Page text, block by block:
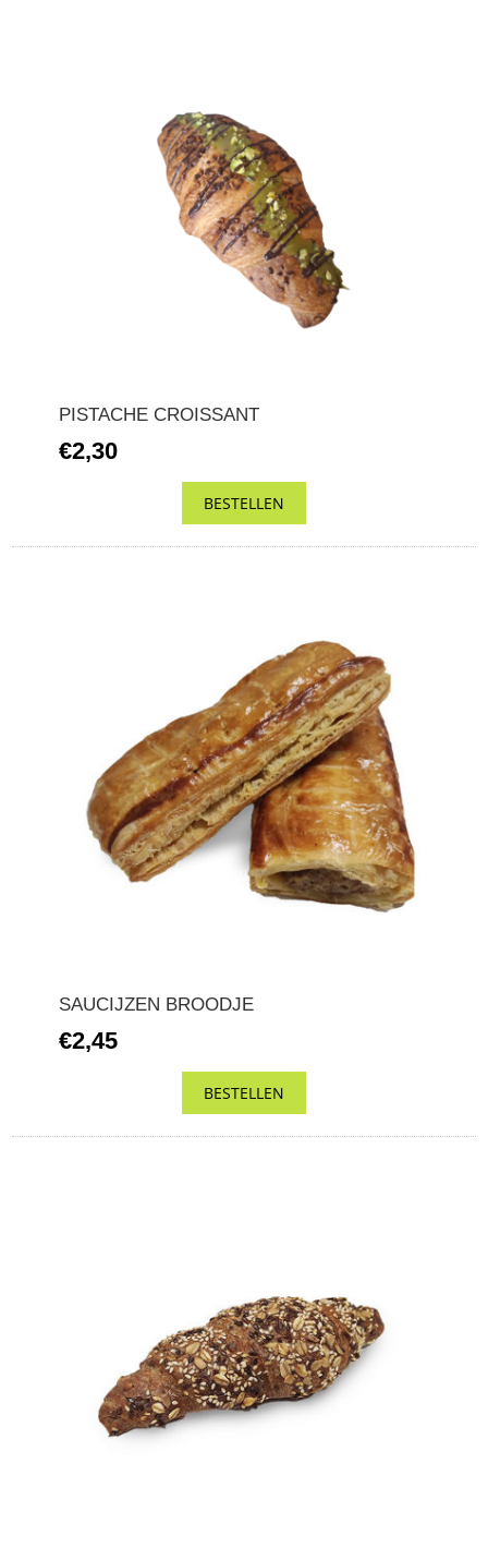
PISTACHE CROISSANT
€2,30
SAUCIJZEN BROODJE
€2,45